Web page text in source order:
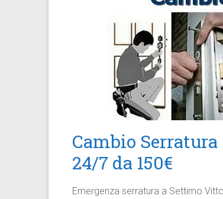
Cambio
24/7 da 150€
Emergenza serratura a Settimo